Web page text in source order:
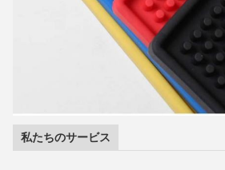
私たちのサービス